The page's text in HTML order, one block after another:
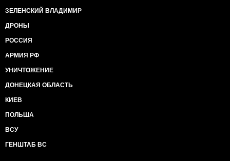
ЗЕЛЕНСКИЙ ВЛАДИМИР
ДРОНЫ
РОССИЯ
АРМИЯ РФ
УНИЧТОЖЕНИЕ
ДОНЕЦКАЯ ОБЛАСТЬ
КИЕВ
ПОЛЬША
ВСУ
ГЕНШТАБ ВС